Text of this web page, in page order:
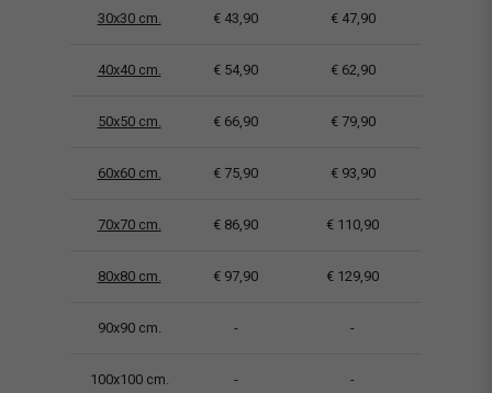
30x30 cm. € 43,90 € 47,90
40x40 cm. € 54,90 € 62,90
50x50 cm. € 66,90 € 79,90
60x60 cm. € 75,90 € 93,90
70x70 cm. € 86,90 € 110,90
80x80 cm. € 97,90 € 129,90
90x90 cm. - -
100x100 cm. - -